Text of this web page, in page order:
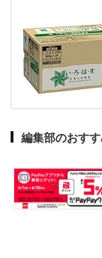
編集部のおす